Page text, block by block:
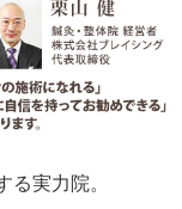
る実力院。